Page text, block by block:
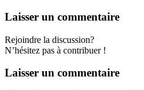
Laisser un commentaire
Rejoindre la discussion?
N’hésitez pas à contribuer !
Laisser un commentaire